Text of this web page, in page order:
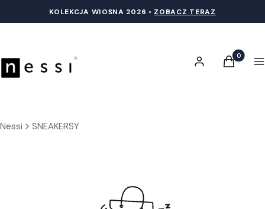
KOLEKCJA WIOSNA 2026 • ZOBACZ TERAZ
Zaloguj sięProdukty
Koszyk
Nessi SNEAKERSY